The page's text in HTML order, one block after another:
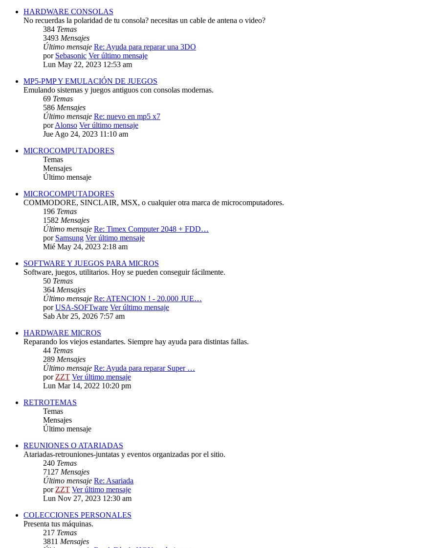
HARDWARE CONSOLAS
No recuerdas la polaridad de tu consola? necesitas un cable de antena o video?
384 Temas
3493 Mensajes
Último mensaje Re: Ayuda para reparar una 3DO
por Sebasonic Ver último mensaje
Lun May 22, 2023 12:53 am
MP5-PMP Y EMULACIÓN DE JUEGOS
Emulando sistemas y juegos antiguos con consolas modernas.
69 Temas
586 Mensajes
Último mensaje Re: nuevo en mp5 x7
porAlonso Ver último mensaje
Jue Ago 24, 2023 11:10 am
MICROCOMPUTADORES
Temas
Mensajes
Último mensaje
MICROCOMPUTADORES
COMMODORE, SINCLAIR, MSX, o cualquier otra marca de microcomputadores.
196 Temas
1582 Mensajes
Último mensaje Re: Timex Computer 2048 + FDD…
por Samsung Ver último mensaje
Mié May 24, 2023 2:18 am
SOFTWARE Y JUEGOS PARA MICROS
Software, juegos, utilitarios. Hoy se pueden conseguir fácilmente.
50 Temas
364 Mensajes
Último mensaje Re: ATENCION ! - 20.000 JUE…
porUSA-SOFTware Ver último mensaje
Sab Abr 25, 2026 7:57 am
HARDWARE MICROS
Reparando los viejos estandartes. Siempre hay ayuda para distintas fallas.
44 Temas
289 Mensajes
Último mensaje Re: Ayuda para reparar Super …
porZZT Ver último mensaje
Lun Mar 14, 2022 10:20 pm
RETROTEMAS
Temas
Mensajes
Último mensaje
REUNIONES O ATARIADAS
Atariadas-retrouniones-juntatas y eventos organizadas por el sitio.
240 Temas
7127 Mensajes
Último mensaje Re: Asariada
porZZT Ver último mensaje
Lun Nov 27, 2023 12:30 am
COLECCIONES PERSONALES
Presenta tus máquinas.
217 Temas
3811 Mensajes